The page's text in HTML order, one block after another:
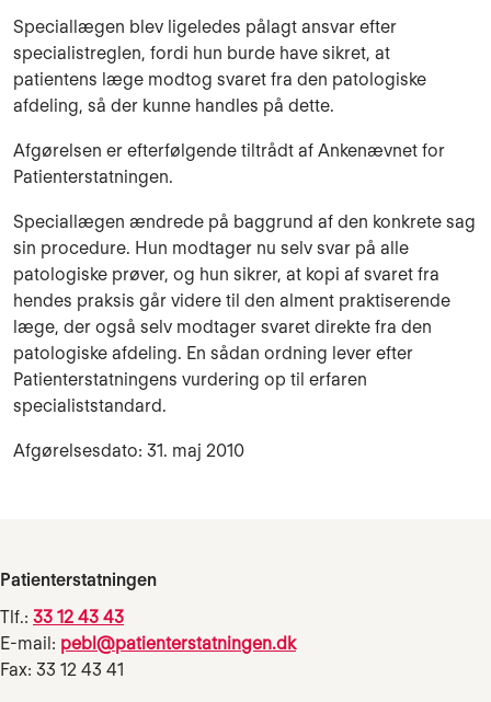
Speciallægen blev ligeledes pålagt ansvar efter
specialistreglen, fordi hun burde have sikret, at
patientens læge modtog svaret fra den patologiske
afdeling, så der kunne handles på dette.
Afgørelsen er efterfølgende tiltrådt af Ankenævnet for
Patienterstatningen.
Speciallægen ændrede på baggrund af den konkrete sag
sin procedure. Hun modtager nu selv svar på alle
patologiske prøver, og hun sikrer, at kopi af svaret fra
hendes praksis går videre til den alment praktiserende
læge, der også selv modtager svaret direkte fra den
patologiske afdeling. En sådan ordning lever efter
Patienterstatningens vurdering op til erfaren
specialiststandard.
Afgørelsesdato: 31. maj 2010
Patienterstatningen
Tlf.: 33 12 43 43
E-mail: pebl@patienterstatningen.dk
Fax: 33 12 43 41